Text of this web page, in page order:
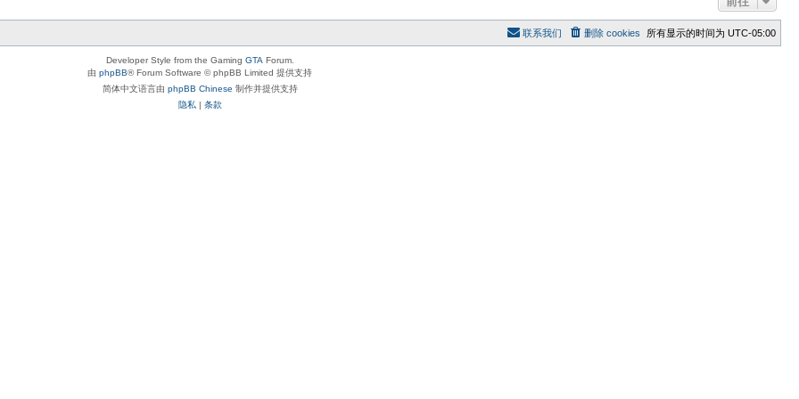
所有显示的时间为 UTC-05:00
删除 cookies
联系我们
Developer Style from the Gaming GTA Forum.
由 phpBB® Forum Software © phpBB Limited 提供支持
简体中文语言由 phpBB Chinese 制作并提供支持
隐私 | 条款